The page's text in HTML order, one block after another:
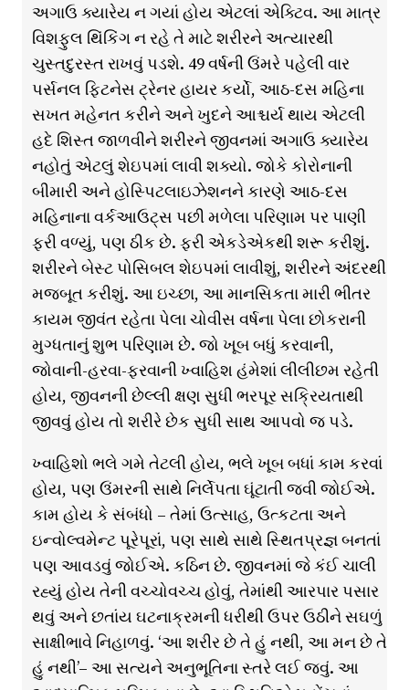
અગાઉ ક્યારેય ન ગયાં હોય એટલાં એક્ટિવ. આ માત્ર
વિશફુલ થિંકિંગ ન રહે તે માટે શરીરને અત્યારથી
ચુસ્તદુરસ્ત રાખવું પડશે. 49 વર્ષની ઉંમરે પહેલી વાર
પર્સનલ ફિટનેસ ટ્રેનર હાયર કર્યો, આઠ-દસ મહિના
સખત મહેનત કરીને અને ખુદને આશ્ચર્ય થાય એટલી
હદે શિસ્ત જાળવીને શરીરને જીવનમાં અગાઉ ક્યારેય
નહોતું એટલું શેઇપમાં લાવી શક્યો. જોકે કોરોનાની
બીમારી અને હોસ્પિટલાઇઝેશનને કારણે આઠ-દસ
મહિનાના વર્કઆઉટ્સ પછી મળેલા પરિણામ પર પાણી
ફરી વળ્યું, પણ ઠીક છે. ફરી એકડેએકથી શરૂ કરીશું.
શરીરને બેસ્ટ પોસિબલ શેઇપમાં લાવીશું, શરીરને અંદરથી
મજબૂત કરીશું. આ ઇચ્છા, આ માનસિકતા મારી ભીતર
કાયમ જીવંત રહેતા પેલા ચોવીસ વર્ષના પેલા છોકરાની
મુગ્ધતાનું શુભ પરિણામ છે. જો ખૂબ બધું કરવાની,
જોવાની-હરવા-ફરવાની ખ્વાહિશ હંમેશાં લીલીછમ રહેતી
હોય, જીવનની છેલ્લી ક્ષણ સુધી ભરપૂર સક્રિયતાથી
જીવવું હોય તો શરીરે છેક સુધી સાથ આપવો જ પડે.
ખ્વાહિશો ભલે ગમે તેટલી હોય, ભલે ખૂબ બધાં કામ કરવાં
હોય, પણ ઉંમરની સાથે નિર્લેપતા ઘૂંટાતી જવી જોઈએ.
કામ હોય કે સંબંધો – તેમાં ઉત્સાહ, ઉત્કટતા અને
ઇન્વોલ્વમેન્ટ પૂરેપૂરાં, પણ સાથે સાથે સ્થિતપ્રજ્ઞ બનતાં
પણ આવડવું જોઈએ. કઠિન છે. જીવનમાં જે કંઈ ચાલી
રહ્યું હોય તેની વચ્ચોવચ્ચ હોવું, તેમાંથી આરપાર પસાર
થવું અને છતાંય ઘટનાક્રમની ધરીથી ઉપર ઉઠીને સઘળું
સાક્ષીભાવે નિહાળવું. ‘આ શરીર છે તે હું નથી, આ મન છે તે
હું નથી’– આ સત્યને અનુભૂતિના સ્તરે લઈ જવું. આ